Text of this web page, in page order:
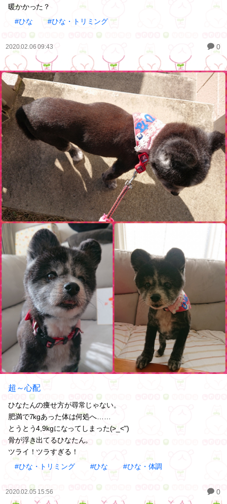
暖かかった？
#ひな
#ひな・トリミング
2020.02.06 09:43 0
超～心配
ひなたんの痩せ方が尋常じゃない。
肥満で7kgあった体は何処へ……
とうとう4,9kgになってしまった(>_<")
骨が浮き出てるひなたん。
ツライ！ツラすぎる！
#ひな・トリミング
#ひな #ひな・体調
2020.02.05 15:56 0